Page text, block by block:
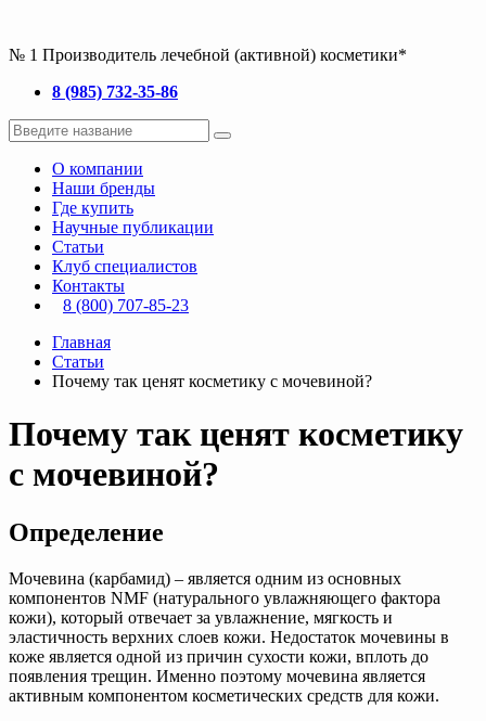
№ 1 Производитель лечебной (активной) косметики*
8 (985) 732-35-86
О компании
Наши бренды
Где купить
Научные публикации
Статьи
Клуб специалистов
Контакты
8 (800) 707-85-23
Главная
Статьи
Почему так ценят косметику с мочевиной?
Почему так ценят косметику
с мочевиной?
Определение
Мочевина (карбамид) – является одним из основных
компонентов NMF (натурального увлажняющего фактора
кожи), который отвечает за увлажнение, мягкость и
эластичность верхних слоев кожи. Недостаток мочевины в
коже является одной из причин сухости кожи, вплоть до
появления трещин. Именно поэтому мочевина является
активным компонентом косметических средств для кожи.